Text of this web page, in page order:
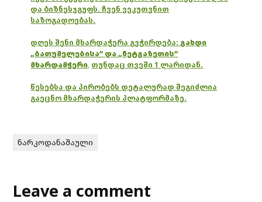
და ბიზნესჯგუფს. ჩვენ ვეკუთვნით
საზოგადოებას.
დღეს შენი მხარდაჭერა გვჭირდება: გახდი
„ბათუმელებისა“ და „ნეტგაზეთის“
მხარდამჭერი, თუნდაც თვეში 1 ლარიდან.
წესებსა და პირობებს დეტალურად შეგიძლია
გაეცნო მხარდაჭერის პლატფორმაზე.
ნარკოდანაშაული
Leave a comment